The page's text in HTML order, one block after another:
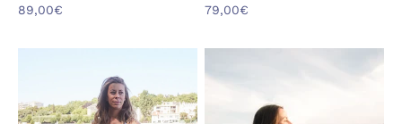
Prix de vente
89,00€
Prix de vente
79,00€